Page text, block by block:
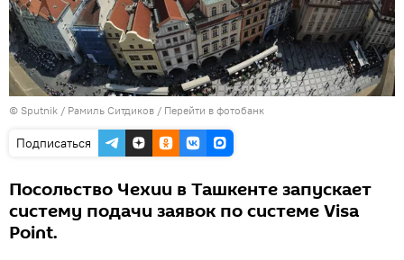
© Sputnik / Рамиль Ситдиков / Перейти в фотобанк
Подписаться
Посольство Чехии в Ташкенте запускает
систему подачи заявок по системе Visa
Point.